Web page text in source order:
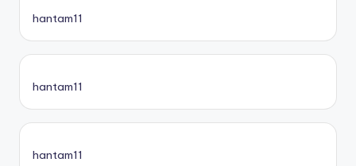
hantam11
hantam11
hantam11